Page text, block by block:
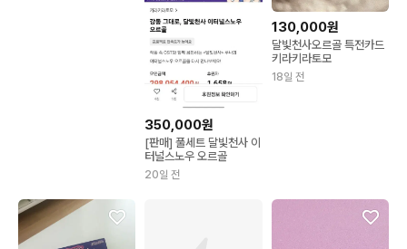
350,000원
[판매] 풀세트 달빛천사 이
터널스노우 오르골
20일 전
130,000원
달빛천사오르골 특전카드
키라키라토모
18일 전